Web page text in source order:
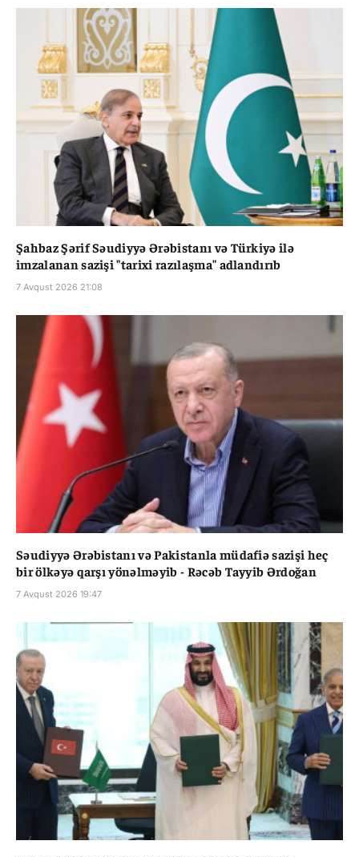
Şahbaz Şərif Səudiyyə Ərəbistanı və Türkiyə ilə
imzalanan sazişi "tarixi razılaşma" adlandırıb
7 Avqust 2026 21:08
Səudiyyə Ərəbistanı və Pakistanla müdafiə sazişi heç
bir ölkəyə qarşı yönəlməyib - Rəcəb Tayyib Ərdoğan
7 Avqust 2026 19:47